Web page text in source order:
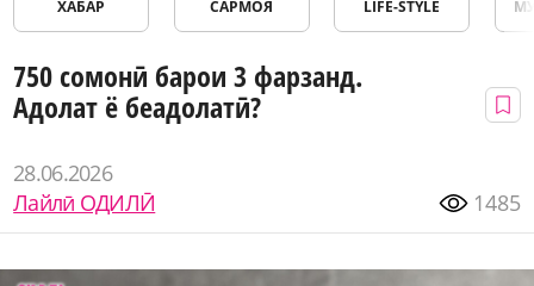
ХАБАР САРМОЯ LIFE-STYLE
750 сомонӣ барои 3 фарзанд.
Адолат ё беадолатӣ?
28.06.2026
Лайлӣ ОДИЛӢ
1485